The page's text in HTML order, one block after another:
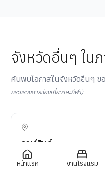
จังหวัดอื่นๆ ใน
ค้นพบโอกาสในจังหวัดอื่นๆ ข
กระทรวงการท่องเที่ยวและกีฬา)
กาฬสินธุ์
ค่าครองชีพต่ำ, ไดโนเสาร์และป
หน้าแรก งานโรงแรม